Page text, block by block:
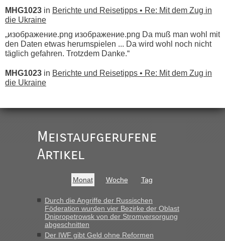
MHG1023 in Berichte und Reisetipps • Re: Mit dem Zug in
die Ukraine
„изображение.png изображение.png Da muß man wohl mit
den Daten etwas herumspielen ... Da wird wohl noch nicht
täglich gefahren. Trotzdem Danke.“
MHG1023 in Berichte und Reisetipps • Re: Mit dem Zug in
die Ukraine
Ist korrekt, aber ich finde man hätte trotzdem im Text gleich
darauf hinweisen können.
War aber nicht "böse" gemeint ...
buchbar - warum auch immer ...
Hab´s versucht - bekomme aber immer angezeigt "auf dieser
Strecke fahren wir nicht"
Meistaufgerufene
Artikel
Monat Woche Tag
Durch die Angriffe der Russischen
Föderation wurden vier Bezirke der Oblast
Dnipropetrowsk von der Stromversorgung
abgeschnitten
Der IWF gibt Geld ohne Reformen